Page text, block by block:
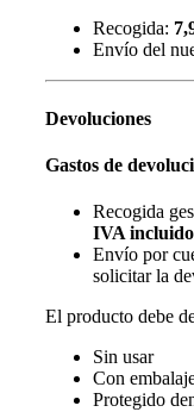
Recogida:
Envío del
Devoluciones
Gastos de
Recogida
IVA incluido
Envío por
solicitar la
El producto debe
Sin usar
Con
Protegido